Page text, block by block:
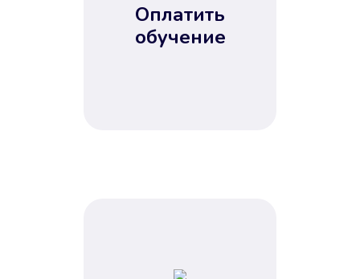
Оплатить
обучение